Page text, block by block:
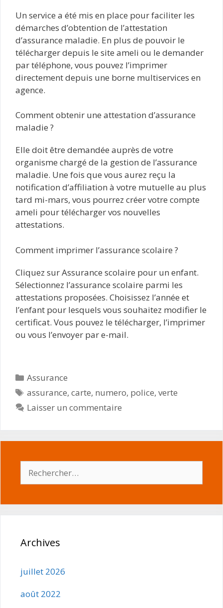
Un service a été mis en place pour faciliter les
démarches d’obtention de l’attestation
d’assurance maladie. En plus de pouvoir le
télécharger depuis le site ameli ou le demander
par téléphone, vous pouvez l’imprimer
directement depuis une borne multiservices en
agence.
Comment obtenir une attestation d’assurance
maladie ?
Elle doit être demandée auprès de votre
organisme chargé de la gestion de l’assurance
maladie. Une fois que vous aurez reçu la
notification d’affiliation à votre mutuelle au plus
tard mi-mars, vous pourrez créer votre compte
ameli pour télécharger vos nouvelles
attestations.
Comment imprimer l’assurance scolaire ?
Cliquez sur Assurance scolaire pour un enfant.
Sélectionnez l’assurance scolaire parmi les
attestations proposées. Choisissez l’année et
l’enfant pour lesquels vous souhaitez modifier le
certificat. Vous pouvez le télécharger, l’imprimer
ou vous l’envoyer par e-mail.
Catégories
Assurance
Étiquettes
assurance,carte, numero, police,verte
Laisser un commentaire
Archives
juillet 2026
août 2022